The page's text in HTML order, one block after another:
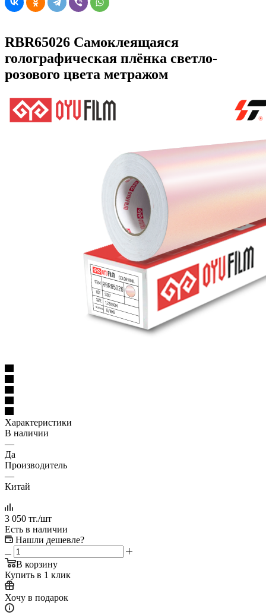
RBR65026 Самоклеящаяся
голографическая плёнка светло-
розового цвета метражом
Характеристики
В наличии
—
Да
Производитель
—
Китай
3 050 тг./шт
Есть в наличии
Нашли дешевле?
В корзину
Купить в 1 клик
Хочу в подарок